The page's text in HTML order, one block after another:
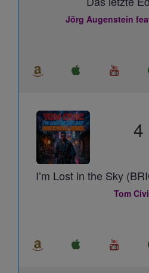
Jörg Augenstein
4
I’m Lost in the Sky
Tom